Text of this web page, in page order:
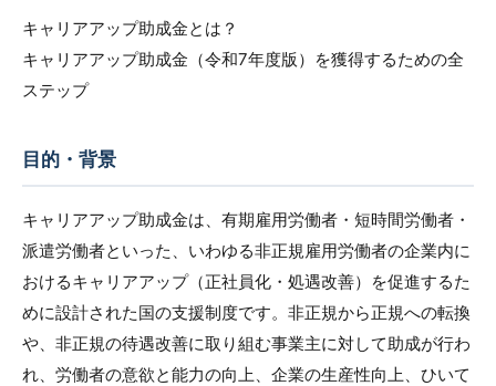
キャリアアップ助成金とは？
キャリアアップ助成金（令和7年度版）を獲得するための全
ステップ
目的・背景
キャリアアップ助成金は、有期雇用労働者・短時間労働者・
派遣労働者といった、いわゆる非正規雇用労働者の企業内に
おけるキャリアアップ（正社員化・処遇改善）を促進するた
めに設計された国の支援制度です。非正規から正規への転換
や、非正規の待遇改善に取り組む事業主に対して助成が行わ
れ、労働者の意欲と能力の向上、企業の生産性向上、ひいて